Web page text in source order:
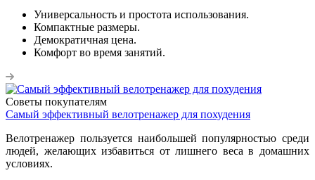
Универсальность и простота использования.
Компактные размеры.
Демократичная цена.
Комфорт во время занятий.
Советы покупателям
Самый эффективный велотренажер для похудения
Велотренажер пользуется наибольшей популярностью среди
людей, желающих избавиться от лишнего веса в домашних
условиях.